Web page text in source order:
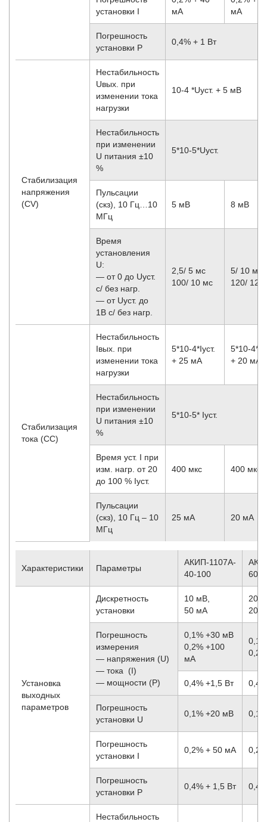
установки I
мА
мА
Погрешность
установки P
0,4% + 1 Вт
Стабилизация
напряжения
(CV)
Нестабильность
Uвых. при
изменении тока
нагрузки
10-4 *Uуст. + 5 мВ
Нестабильность
при изменении
U питания ±10
%
5*10-5*Uуст.
Пульсации
(скз), 10 Гц…10
МГц
5 мВ 8 мВ
Время
установления
U:
— от 0 до Uуст.
с/ без нагр.
— от Uуст. до
1В с/ без нагр.
2,5/ 5 мс
100/ 10 мс
5/ 10 мс
120/ 12
Стабилизация
тока (CC)
Нестабильность
Iвых. при
изменении тока
нагрузки
5*10-4*Iуст.
+ 25 мА
5*10-4*
+ 20 мА
Нестабильность
при изменении
U питания ±10
%
5*10-5* Iуст.
Время уст. I при
изм. нагр. от 20
до 100 % Iуст.
400 мкс 400 мкс
Пульсации
(скз), 10 Гц – 10
МГц
25 мА 20 мА
Характеристики Параметры
АКИП-1107A-
40-100
60-
Установка
выходных
параметров
Дискретность
установки
10 мВ,
50 мА
20
20
Погрешность
измерения
— напряжения (U)
— тока (I)
— мощности (P)
0,1% +30 мВ
0,2% +100
мА
0,4% +1,5 Вт
Погрешность
установки U
0,1% +20 мВ
Погрешность
установки I
0,2% + 50 мА
Погрешность
установки P
0,4% + 1,5 Вт
Нестабильность